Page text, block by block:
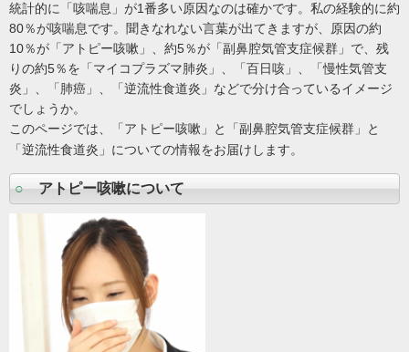
統計的に「咳喘息」が1番多い原因なのは確かです。私の経験的に約
80％が咳喘息です。聞きなれない言葉が出てきますが、原因の約
10％が「アトピー咳嗽」、約5％が「副鼻腔気管支症候群」で、残
りの約5％を「マイコプラズマ肺炎」、「百日咳」、「慢性気管支
炎」、「肺癌」、「逆流性食道炎」などで分け合っているイメージ
でしょうか。
このページでは、「アトピー咳嗽 」と「副鼻腔気管支症候群 」と
「逆流性食道炎」についての情報をお届けします。
○アトピー咳嗽について